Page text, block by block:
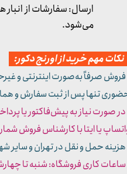
مهم خرید از اورنج دکور:
صرفاً به‌صورت اینترنتی و
تنها پس از ثبت سفارش و
صورت نیاز به پیش‌فاکتور یا
یا ایتا با کارشناس فروش شماره ۱ تماس
حمل و نقل در تهران و سایر
ارسال: سفارشات از
می‌شود.